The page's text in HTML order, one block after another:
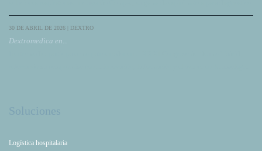
30 DE ABRIL DE 2026 | DEXTRO
Dextromedica en...
Logística hospitalaria